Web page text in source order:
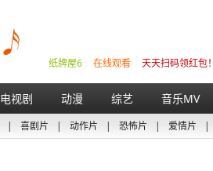
天天扫码领红包
在线观看
纸牌屋6
电视剧 动漫 综艺 音乐MV
| 喜剧片 | 动作片 | 恐怖片 | 爱情片 |